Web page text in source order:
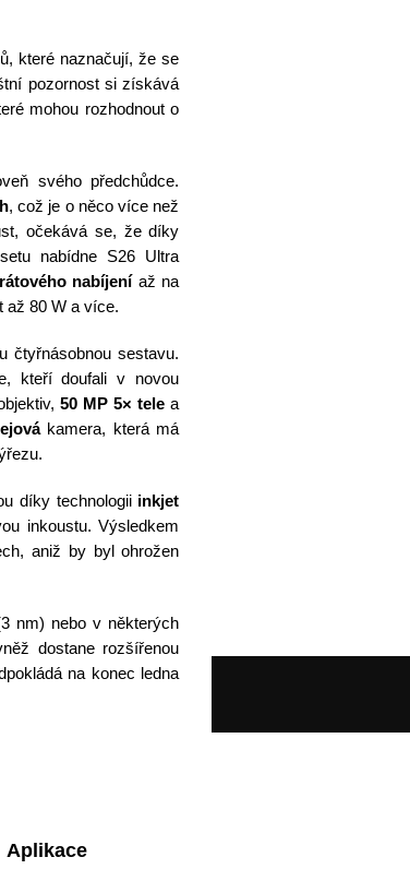
které naznačují, že se
pozornost si získává
mohou rozhodnout o
svého předchůdce.
, což je o něco více než
očekává se, že díky
nabídne S26 Ultra
nabíjeníaž na
až 80 W a více.
čtyřnásobnou sestavu.
kteří doufali v novou
50 MP 5× tele a
kamera, která má
díky technologii inkjet
inkoustu. Výsledkem
aniž by byl ohrožen
nm) nebo v některých
dostane rozšířenou
na konec ledna
Aplikace